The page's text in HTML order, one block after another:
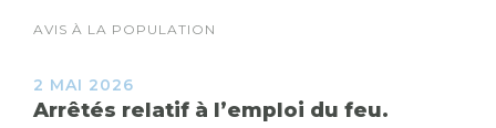
AVIS À LA POPULATION
2 MAI 2026
Arrêtés relatif à l’emploi du feu.